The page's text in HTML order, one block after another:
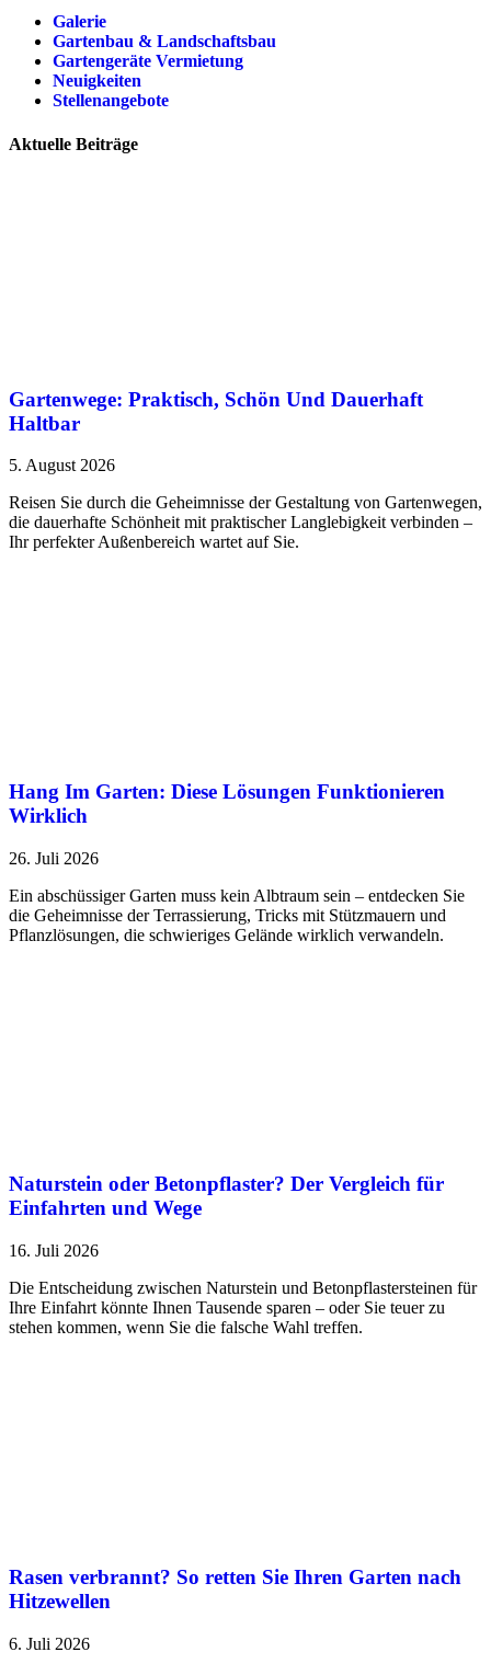
Galerie
Gartenbau & Landschaftsbau
Gartengeräte Vermietung
Neuigkeiten
Stellenangebote
Aktuelle Beiträge
Gartenwege: Praktisch, Schön Und Dauerhaft
Haltbar
5. August 2026
Reisen Sie durch die Geheimnisse der Gestaltung von Gartenwegen,
die dauerhafte Schönheit mit praktischer Langlebigkeit verbinden –
Ihr perfekter Außenbereich wartet auf Sie.
Hang Im Garten: Diese Lösungen Funktionieren
Wirklich
26. Juli 2026
Ein abschüssiger Garten muss kein Albtraum sein – entdecken Sie
die Geheimnisse der Terrassierung, Tricks mit Stützmauern und
Pflanzlösungen, die schwieriges Gelände wirklich verwandeln.
Naturstein oder Betonpflaster? Der Vergleich für
Einfahrten und Wege
16. Juli 2026
Die Entscheidung zwischen Naturstein und Betonpflastersteinen für
Ihre Einfahrt könnte Ihnen Tausende sparen – oder Sie teuer zu
stehen kommen, wenn Sie die falsche Wahl treffen.
Rasen verbrannt? So retten Sie Ihren Garten nach
Hitzewellen
6. Juli 2026